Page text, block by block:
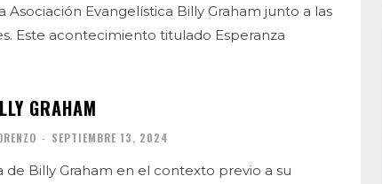
Asociación Evangelística Billy Graham junto a las
Este acontecimiento titulado Esperanza
GRAHAM
- SEPTIEMBRE 13, 2024
de Billy Graham en ​el contexto previo a su